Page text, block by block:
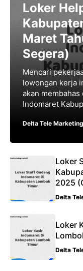
Loker
Maret
Segera)
Mencari
lowongan kerja
akan
Indomaret
Delta Tele
Loker
2025
Delta
Loker
Delta